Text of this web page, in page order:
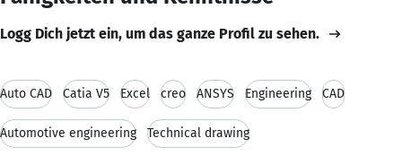
Logg Dich jetzt ein, um das ganze Profil zu sehen.
Auto CAD Catia V5 Excel creo ANSYS Engineering CAD
Automotive engineering Technical drawing